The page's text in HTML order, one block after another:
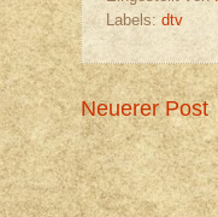
Labels: dtv
Neuerer Post